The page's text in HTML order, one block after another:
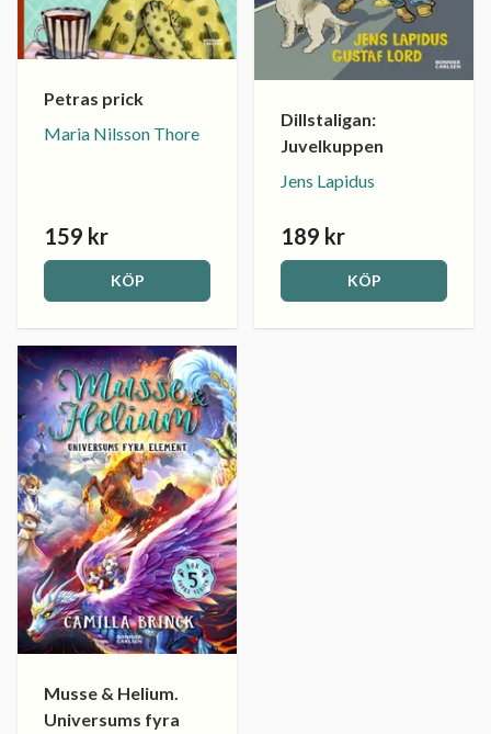
Petras prick
Maria Nilsson Thore
159 kr
KÖP
Dillstaligan:
Juvelkuppen
Jens Lapidus
189 kr
KÖP
Musse & Helium.
Universums fyra